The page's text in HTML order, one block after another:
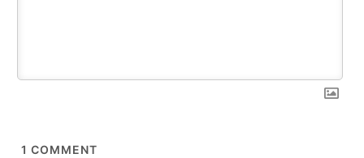
1 COMMENT